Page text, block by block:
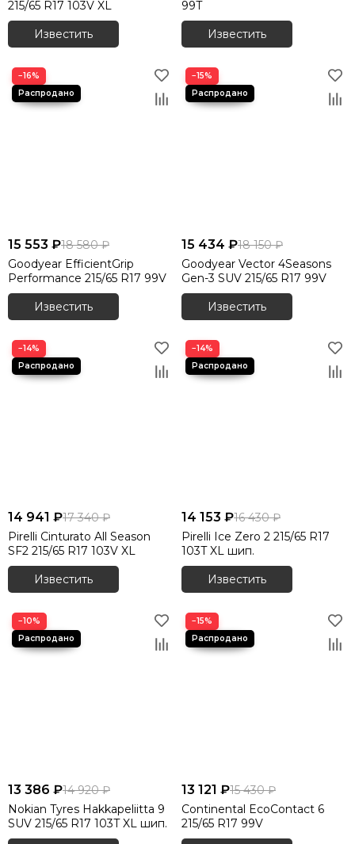
Шины 305/40 R20
Шины 315/35 R20
Шины 315/35 R21
Шины 315/35 R22
Шины 315/40 R21
215/65 R17 103V XL
Известить
99T
Известить
−16%
15 553 ₽18 580 ₽
Goodyear EfficientGrip
Performance 215/65 R17 99V
Известить
−15%
15 434 ₽18 150 ₽
Goodyear Vector 4Seasons
Gen-3 SUV 215/65 R17 99V
Известить
−14%
14 941 ₽17 340 ₽
Pirelli Cinturato All Season
SF2 215/65 R17 103V XL
Известить
−14%
14 153 ₽16 430 ₽
Pirelli Ice Zero 2 215/65 R17
103T XL шип.
Известить
−10%
13 386 ₽14 920 ₽
Nokian Tyres Hakkapeliitta 9
SUV 215/65 R17 103T XL шип.
−15%
13 121 ₽15 430 ₽
Continental EcoContact 6
215/65 R17 99V